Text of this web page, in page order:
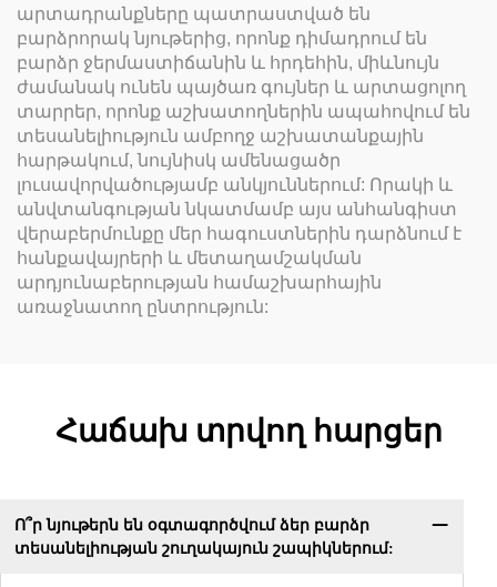
արտադրանքները պատրաստված են
բարձրորակ նյութերից, որոնք դիմադրում են
բարձր ջերմաստիճանին և հրդեհին, միևնույն
ժամանակ ունեն պայծառ գույներ և արտացոլող
տարրեր, որոնք աշխատողներին ապահովում են
տեսանելիություն ամբողջ աշխատանքային
հարթակում, նույնիսկ ամենացածր
լուսավորվածությամբ անկյուններում: Որակի և
անվտանգության նկատմամբ այս անհանգիստ
վերաբերմունքը մեր հագուստներին դարձնում է
հանքավայրերի և մետաղամշակման
արդյունաբերության համաշխարհային
առաջնատող ընտրություն:
Հաճախ տրվող հարցեր
Ո՞ր նյութերն են օգտագործվում ձեր բարձր
տեսանելիության շուղակայուն շապիկներում: